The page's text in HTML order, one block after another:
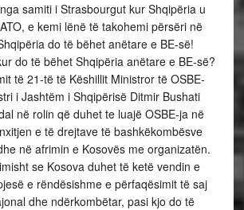
samiti i Strasbourgut kur Shqipëria u
e kemi lënë të takohemi përsëri në
do të bëhet anëtare e BE-së!
do të bëhet Shqipëria anëtare e BE-së?
të 21-të të Këshillit Ministror të OSBE-
i Jashtëm i Shqipërisë Ditmir Bushati
në rolin që duhet te luajë OSBE-ja në
e të drejtave të bashkëkombësve
në afrimin e Kosovës me organizatën.
se Kosova duhet të ketë vendin e
e rëndësishme e përfaqësimit të saj
dhe ndërkombëtar, pasi kjo do të